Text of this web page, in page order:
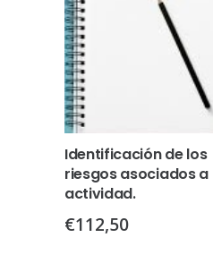
Identificación de los
riesgos asociados a
actividad.
€112,50